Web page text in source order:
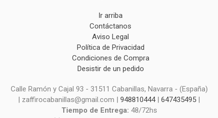
Ir arriba
Contáctanos
Aviso Legal
Política de Privacidad
Condiciones de Compra
Desistir de un pedido
Calle Ramón y Cajal 93 - 31511 Cabanillas, Navarra - (España)
| zaffirocabanillas@gmail.com | 948810444| 647435495 |
Tiempo de Entrega: 48/72hs